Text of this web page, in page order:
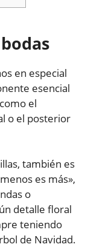
en especial
esencial
el
o el posterior
también es
es más»,
o
detalle floral
teniendo
de Navidad.